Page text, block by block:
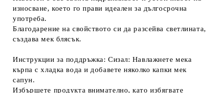
износване, което го прави идеален за дългосрочна
употреба.
Благодарение на свойството си да разсейва светлината,
създава мек блясък.
Инструкции за поддръжка: Сизал: Навлажнете мека
кърпа с хладка вода и добавете няколко капки мек
сапун.
Избършете продукта внимателно, като избягвате